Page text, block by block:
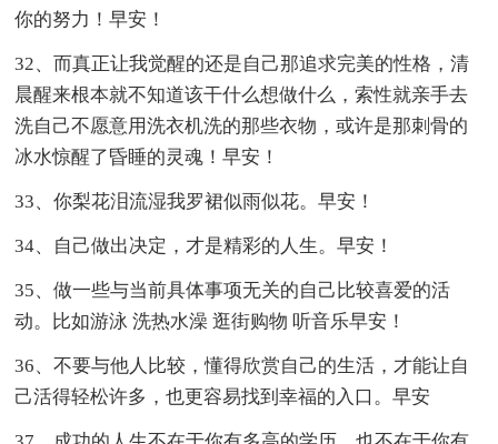
你的努力！早安！
32、而真正让我觉醒的还是自己那追求完美的性格，清
晨醒来根本就不知道该干什么想做什么，索性就亲手去
洗自己不愿意用洗衣机洗的那些衣物，或许是那刺骨的
冰水惊醒了昏睡的灵魂！早安！
33、你梨花泪流湿我罗裙似雨似花。早安！
34、自己做出决定，才是精彩的人生。早安！
35、做一些与当前具体事项无关的自己比较喜爱的活
动。比如游泳 洗热水澡 逛街购物 听音乐早安！
36、不要与他人比较，懂得欣赏自己的生活，才能让自
己活得轻松许多，也更容易找到幸福的入口。早安